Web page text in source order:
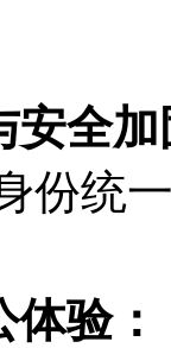
全加固
份统一
：